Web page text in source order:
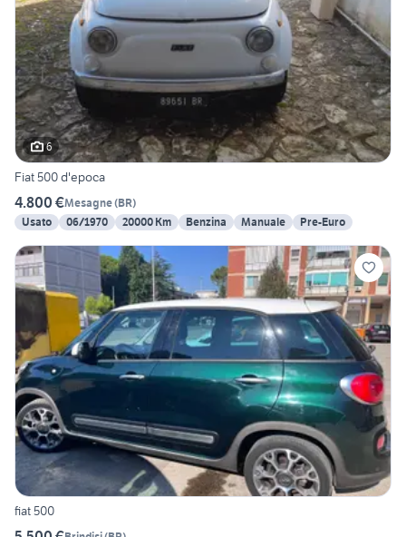
6
Fiat 500 d'epoca
4.800 €Mesagne(BR)
Usato
06/1970 20000 Km Benzina Manuale Pre-Euro
fiat 500